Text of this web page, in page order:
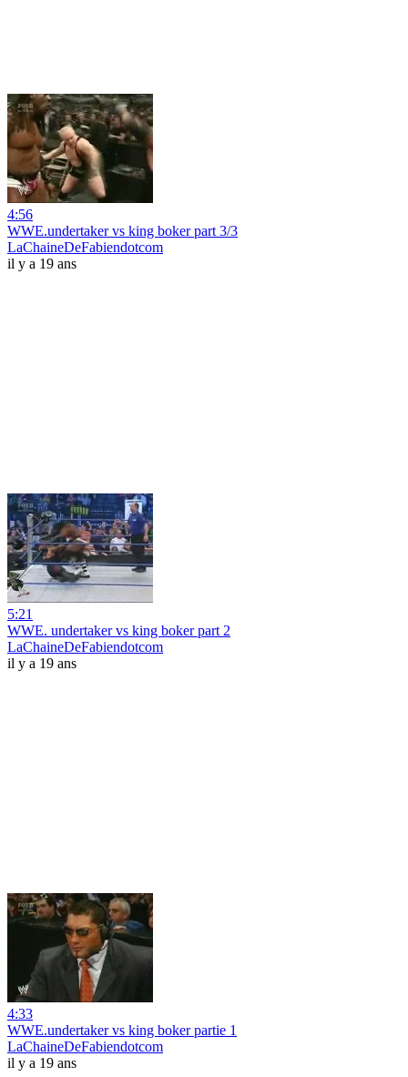
4:56
WWE.undertaker vs king boker part 3/3
LaChaineDeFabiendotcom
il y a 19 ans
5:21
WWE. undertaker vs king boker part 2
LaChaineDeFabiendotcom
il y a 19 ans
4:33
WWE.undertaker vs king boker partie 1
LaChaineDeFabiendotcom
il y a 19 ans